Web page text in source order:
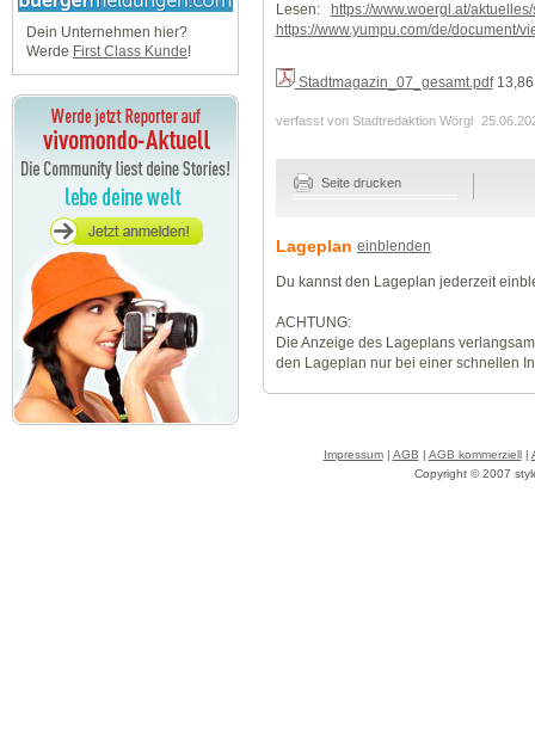
Dein Unternehmen hier?
Werde First Class Kunde!
Lesen:
https://www.woergl.at/
https://www.yumpu.com/de/document/
Stadtmagazin_07_gesamt.pdf13,86
verfasst von Stadtredaktion Wörgl
Seite drucken
Lageplan einblenden
Du kannst den Lageplan jederzeit
ACHTUNG:
Die Anzeige des Lageplans
den Lageplan nur bei einer schnellen
Impressum| AGB | AGB kommerziell|
Copyright © 2007